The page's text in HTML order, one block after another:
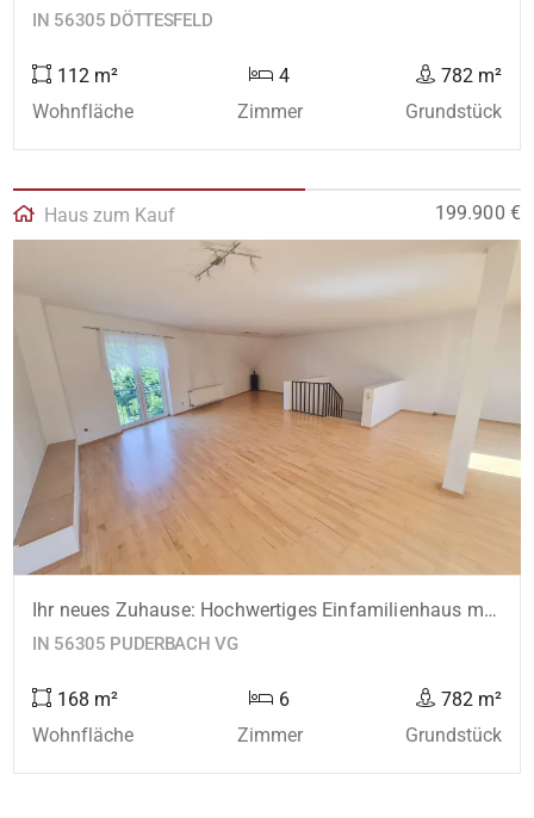
IN 56305 DÖTTESFELD
112 m²
Wohnfläche
4
Zimmer
782 m²
Grundstück
Haus zum Kauf 199.900 €
Ihr neues Zuhause: Hochwertiges Einfamilienhaus mit Garage - nähe Puderbach!
IN 56305 PUDERBACH VG
168 m²
Wohnfläche
6
Zimmer
782 m²
Grundstück